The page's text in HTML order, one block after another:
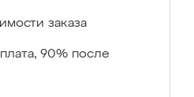
заказа
90% после